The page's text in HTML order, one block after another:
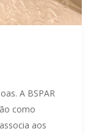
A BSPAR
como
aos